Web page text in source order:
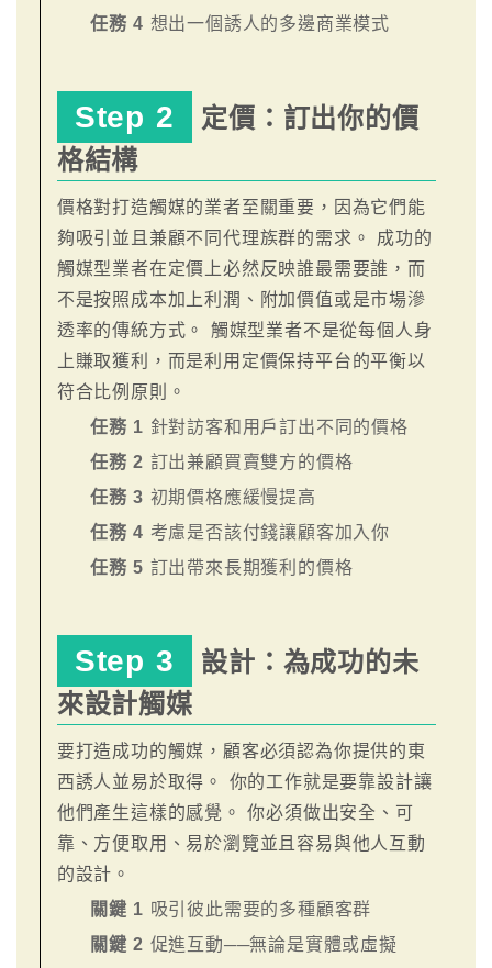
任務 4 想出一個誘人的多邊商業模式
Step 2
定價：訂出你的價
格結構
價格對打造觸媒的業者至關重要，因為它們能
夠吸引並且兼顧不同代理族群的需求。 成功的
觸媒型業者在定價上必然反映誰最需要誰，而
不是按照成本加上利潤、附加價值或是市場滲
透率的傳統方式。 觸媒型業者不是從每個人身
上賺取獲利，而是利用定價保持平台的平衡以
符合比例原則。
任務 1 針對訪客和用戶訂出不同的價格
任務 2 訂出兼顧買賣雙方的價格
任務 3 初期價格應緩慢提高
任務 4 考慮是否該付錢讓顧客加入你
任務 5 訂出帶來長期獲利的價格
Step 3
設計：為成功的未
來設計觸媒
要打造成功的觸媒，顧客必須認為你提供的東
西誘人並易於取得。 你的工作就是要靠設計讓
他們產生這樣的感覺。 你必須做出安全、可
靠、方便取用、易於瀏覽並且容易與他人互動
的設計。
關鍵 1 吸引彼此需要的多種顧客群
關鍵 2 促進互動──無論是實體或虛擬